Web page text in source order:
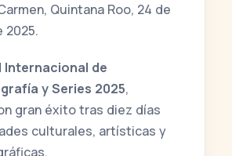
Quintana Roo, 24 de
2025.
Internacional de
y Series 2025,
gran éxito tras diez días
culturales, artísticas y